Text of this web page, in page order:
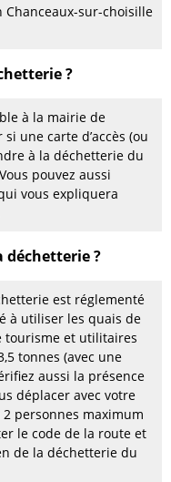
Chanceaux-sur-choisille
?
à la mairie de
une carte d’accès (ou
à la déchetterie du
pouvez aussi
vous expliquera
déchetterie ?
est réglementé
à utiliser les quais de
tourisme et utilitaires
tonnes (avec une
aussi la présence
déplacer avec votre
2 personnes maximum
le code de la route et
de la déchetterie du